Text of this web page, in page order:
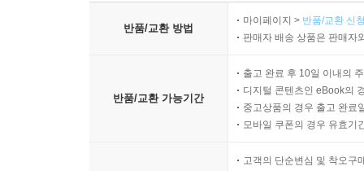
반품/교환 방법
마이페이지 > 반품/교환 신
판매자 배송 상품은 판매자
반품/교환 가능기간
출고 완료 후 10일 이내의
디지털 콘텐츠인 eBook의
중고상품의 경우 출고 완료
모바일 쿠폰의 경우 유효기
고객의 단순변심 및 착오구